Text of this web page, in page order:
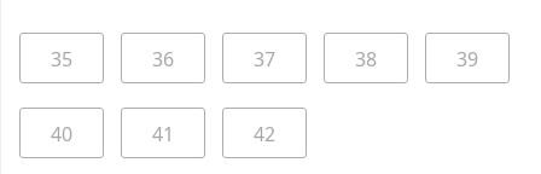
35 36 37 38 39
40 41 42